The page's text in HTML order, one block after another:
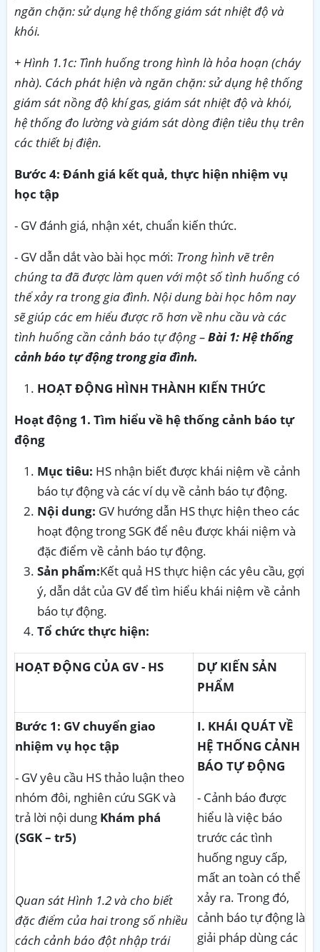
ngăn chặn: sử dụng hệ thống giám sát nhiệt độ và
khói.
+ Hình 1.1c: Tình huống trong hình là hỏa hoạn (cháy
nhà). Cách phát hiện và ngăn chặn: sử dụng hệ thống
giám sát nồng độ khí gas, giám sát nhiệt độ và khói,
hệ thống đo lường và giám sát dòng điện tiêu thụ trên
các thiết bị điện.
Bước 4: Đánh giá kết quả, thực hiện nhiệm vụ
học tập
- GV đánh giá, nhận xét, chuẩn kiến thức.
- GV dẫn dắt vào bài học mới: Trong hình vẽ trên
chúng ta đã được làm quen với một số tình huống có
thể xảy ra trong gia đình. Nội dung bài học hôm nay
sẽ giúp các em hiểu được rõ hơn về nhu cầu và các
tình huống cần cảnh báo tự động –Bài 1: Hệ thống
cảnh báo tự động trong gia đình.
HOẠT ĐỘNG HÌNH THÀNH KIẾN THỨC
Hoạt động 1. Tìm hiểu về hệ thống cảnh báo tự
động
Mục tiêu: HS nhận biết được khái niệm về cảnh
báo tự động và các ví dụ về cảnh báo tự động.
Nội dung: GV hướng dẫn HS thực hiện theo các
hoạt động trong SGK để nêu được khái niệm và
đặc điểm về cảnh báo tự động.
Sản phẩm:Kết quả HS thực hiện các yêu cầu, gợi
ý, dẫn dắt của GV để tìm hiểu khái niệm về cảnh
báo tự động.
Tổ chức thực hiện:
HOẠT ĐỘNG CỦA GV - HS
DỰ KIẾN SẢN
PHẨM
Bước 1: GV chuyển giao
nhiệm vụ học tập
- GV yêu cầu HS thảo luận theo
nhóm đôi, nghiên cứu SGK và
trả lời nội dung Khám phá
(SGK – tr5)
Quan sát Hình 1.2 và cho biết
đặc điểm của hai trong số nhiều
cách cảnh báo đột nhập trái
I. KHÁI QUÁT VỀ
HỆ THỐNG CẢNH
BÁO TỰ ĐỘNG
- Cảnh báo được
hiểu là việc báo
trước các tình
huống nguy cấp,
mất an toàn có thể
xảy ra. Trong đó,
cảnh báo tự động là
giải pháp dùng các